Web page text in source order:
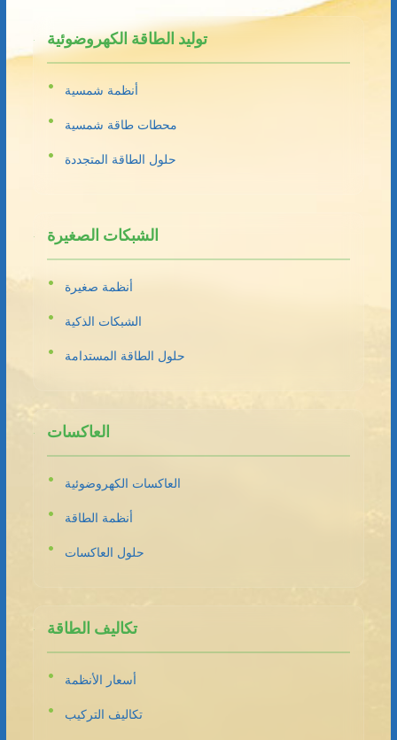
توليد الطاقة الكهروضوئية
أنظمة شمسية
محطات طاقة شمسية
حلول الطاقة المتجددة
الشبكات الصغيرة
أنظمة صغيرة
الشبكات الذكية
حلول الطاقة المستدامة
العاكسات
العاكسات الكهروضوئية
أنظمة الطاقة
حلول العاكسات
تكاليف الطاقة
أسعار الأنظمة
تكاليف التركيب